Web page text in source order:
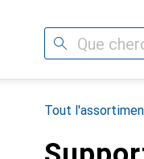
Recherche
Tout